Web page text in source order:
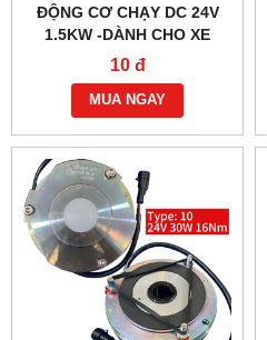
ĐỘNG CƠ CHẠY DC 24V
1.5KW -DÀNH CHO XE
NÂNG ĐIỆN HELI CBD30-
470 BỀN BỈ
10 đ
MUA NGAY